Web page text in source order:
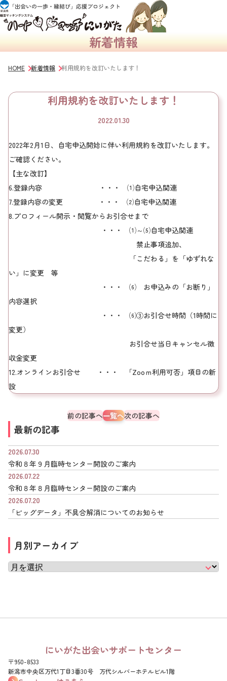
新着情報
HOME 新着情報 利用規約を改訂いたします！
利用規約を改訂いたします！
2022.01.30
2022年2月1日、自宅申込開始に伴い利用規約を改訂いたします。
ご確認ください。
【主な改訂】
6.登録内容 ・・・ ⑴自宅申込関連
7.登録内容の変更 ・・・ ⑵自宅申込関連
8.プロフィール開示・閲覧からお引合せまで
・・・ ⑴～⑸自宅申込関連
禁止事項追加、
「こだわる」を「ゆずれな
い」に変更 等
・・・ ⑹ お申込みの「お断り」
内容選択
・・・ ⑹③お引合せ時間（1時間に
変更）
お引合せ当日キャンセル徴
収金変更
12.オンラインお引合せ ・・・ 「Zooｍ利用可否」項目の新
設
前の記事へ一覧へ次の記事へ
最新の記事
2026.07.30
令和８年９月臨時センター開設のご案内
2026.07.22
令和８年８月臨時センター開設のご案内
2026.07.20
「ビッグデータ」不具合解消についてのお知らせ
月別アーカイブ
にいがた出会いサポートセンター
〒950-8533
新潟市中央区万代1丁目3番30号 万代シルバーホテルビル1階